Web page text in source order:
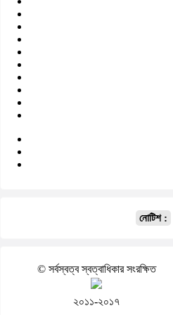
নোটিশ :
© সর্বস্বত্ব স্বত্বাধিকার সংরক্ষিত
২০১১-২০১৭